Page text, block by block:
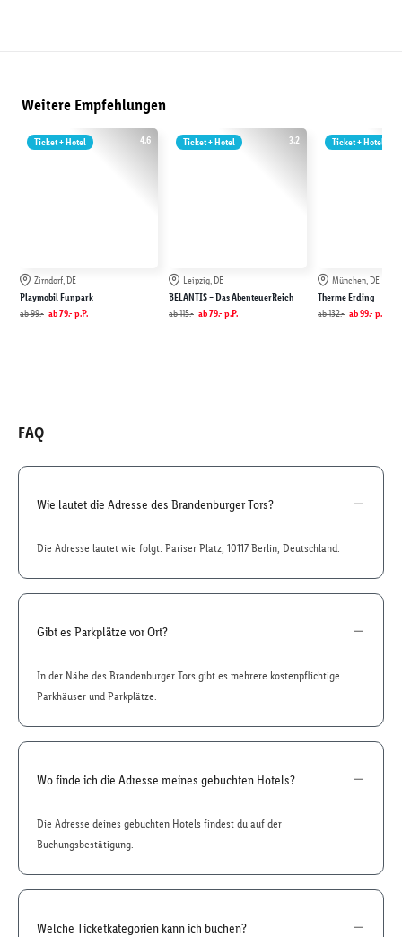
Weitere Empfehlungen
4.6
Ticket + Hotel
Zirndorf, DE
Playmobil Funpark
ab99.- ab79.- p.P.
3.2
Ticket + Hotel
Leipzig, DE
BELANTIS – Das AbenteuerReich
ab115.- ab79.- p.P.
Ticket + Hotel
München, DE
Therme Erding
ab132.- ab99.- p.P.
FAQ
Wie lautet die Adresse des Brandenburger Tors?
Die Adresse lautet wie folgt: Pariser Platz, 10117 Berlin, Deutschland.
Gibt es Parkplätze vor Ort?
In der Nähe des Brandenburger Tors gibt es mehrere kostenpflichtige
Parkhäuser und Parkplätze.
Wo finde ich die Adresse meines gebuchten Hotels?
Die Adresse deines gebuchten Hotels findest du auf der
Buchungsbestätigung.
Welche Ticketkategorien kann ich buchen?